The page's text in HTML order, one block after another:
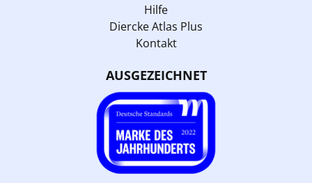
Hilfe
Diercke Atlas Plus
Kontakt
AUSGEZEICHNET